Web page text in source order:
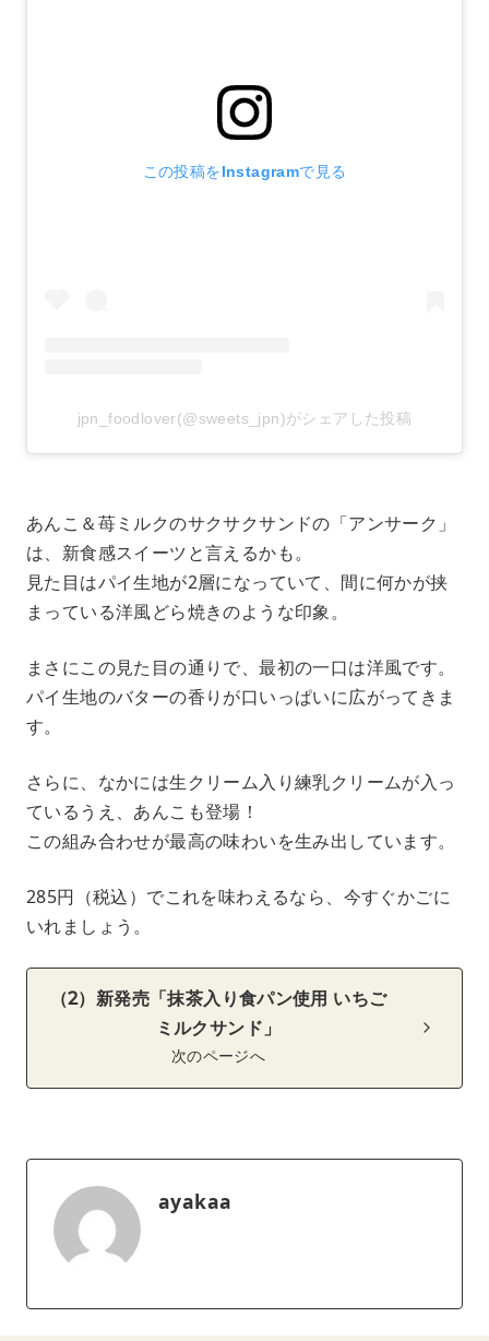
この投稿をInstagramで見る
jpn_foodlover(@sweets_jpn)がシェアした投稿
あんこ＆苺ミルクのサクサクサンドの「アンサーク」
は、新食感スイーツと言えるかも。
見た目はパイ生地が2層になっていて、間に何かが挟
まっている洋風どら焼きのような印象。
まさにこの見た目の通りで、最初の一口は洋風です。
パイ生地のバターの香りが口いっぱいに広がってきま
す。
さらに、なかには生クリーム入り練乳クリームが入っ
ているうえ、あんこも登場！
この組み合わせが最高の味わいを生み出しています。
285円（税込）でこれを味わえるなら、今すぐかごに
いれましょう。
（2）新発売「抹茶入り食パン使用 いちご
ミルクサンド」
次のページへ
ayakaa